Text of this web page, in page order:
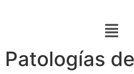
Patologías de